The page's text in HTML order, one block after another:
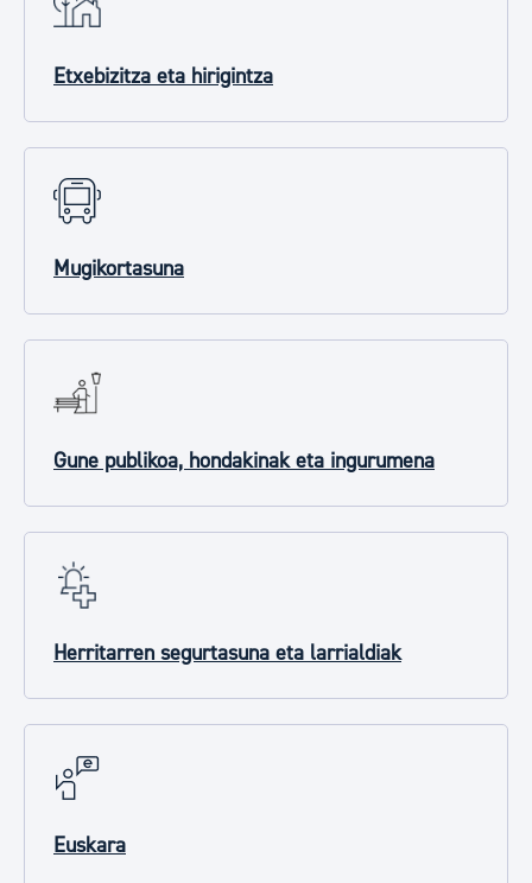
Etxebizitza eta hirigintza
Mugikortasuna
Gune publikoa, hondakinak eta ingurumena
Herritarren segurtasuna eta larrialdiak
Euskara